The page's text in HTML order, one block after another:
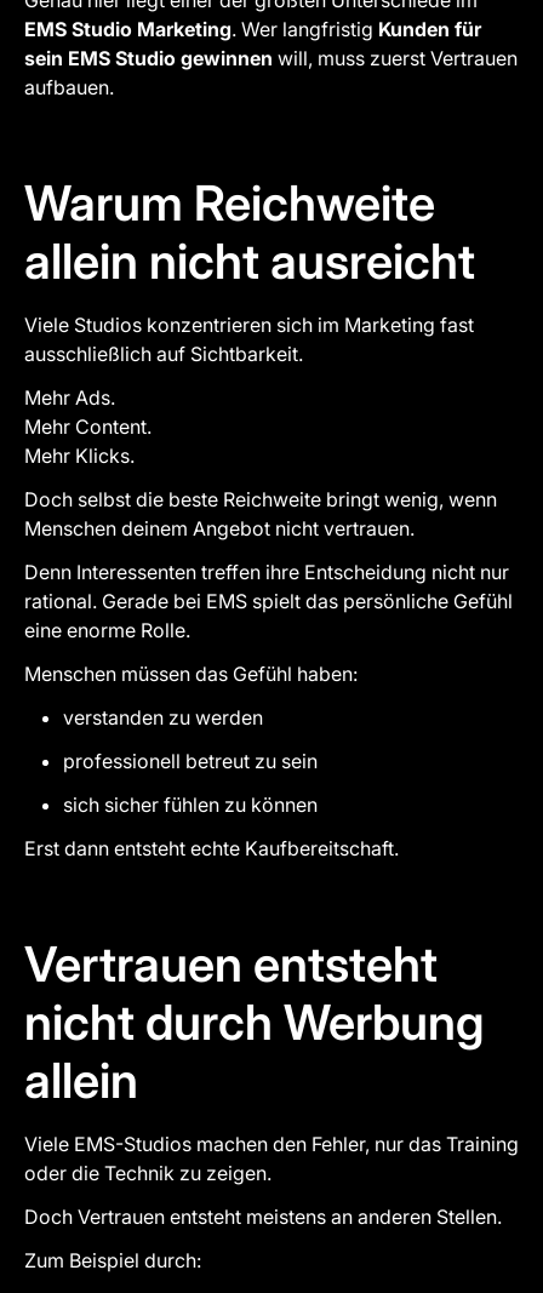
EMS Studio Marketing. Wer langfristig Kunden für
sein EMS Studio gewinnen will, muss zuerst Vertrauen
aufbauen.
Warum Reichweite
allein nicht ausreicht
Viele Studios konzentrieren sich im Marketing fast
ausschließlich auf Sichtbarkeit.
Mehr Ads.
Mehr Content.
Mehr Klicks.
Doch selbst die beste Reichweite bringt wenig, wenn
Menschen deinem Angebot nicht vertrauen.
Denn Interessenten treffen ihre Entscheidung nicht nur
rational. Gerade bei EMS spielt das persönliche Gefühl
eine enorme Rolle.
Menschen müssen das Gefühl haben:
verstanden zu werden
professionell betreut zu sein
sich sicher fühlen zu können
Erst dann entsteht echte Kaufbereitschaft.
Vertrauen entsteht
nicht durch Werbung
allein
Viele EMS-Studios machen den Fehler, nur das Training
oder die Technik zu zeigen.
Doch Vertrauen entsteht meistens an anderen Stellen.
Zum Beispiel durch: